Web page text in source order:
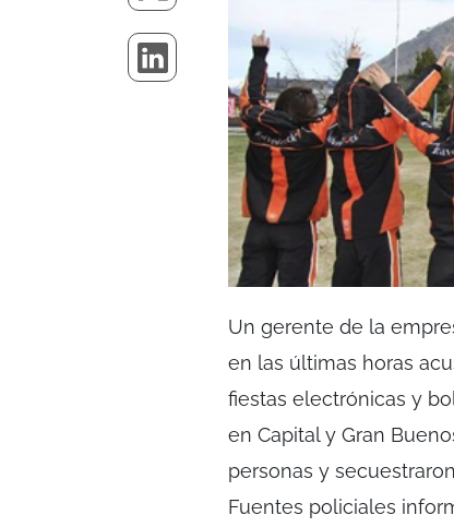
Un gerente de la
en las últimas horas
fiestas electrónicas y
en Capital y Gran
personas y
Fuentes policiales